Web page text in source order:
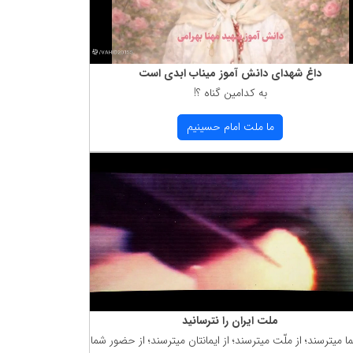
داغ شهدای دانش آموز میناب ابدی است
به كدامین گناه ؟!
ما ملت امام حسینیم
ملت ایران را نترسانید
میترسند؛ از ملّت میترسند؛ از ایمانتان میترسند؛ از حضور شما